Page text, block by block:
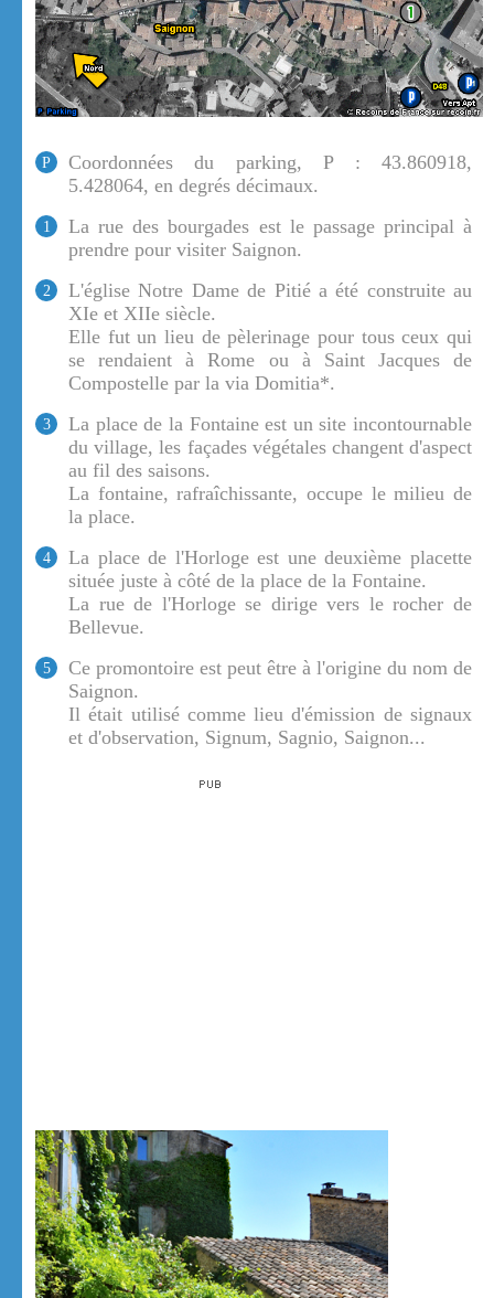
P
Coordonnées du parking, P : 43.860918,
5.428064, en degrés décimaux.
1
La rue des bourgades est le passage principal à
prendre pour visiter Saignon.
2
L'église Notre Dame de Pitié a été construite au
XIe et XIIe siècle.
Elle fut un lieu de pèlerinage pour tous ceux qui
se rendaient à Rome ou à Saint Jacques de
Compostelle par la via Domitia*.
3
La place de la Fontaine est un site incontournable
du village, les façades végétales changent d'aspect
au fil des saisons.
La fontaine, rafraîchissante, occupe le milieu de
la place.
4
La place de l'Horloge est une deuxième placette
située juste à côté de la place de la Fontaine.
La rue de l'Horloge se dirige vers le rocher de
Bellevue.
5
Ce promontoire est peut être à l'origine du nom de
Saignon.
Il était utilisé comme lieu d'émission de signaux
et d'observation, Signum, Sagnio, Saignon...